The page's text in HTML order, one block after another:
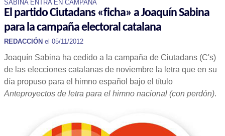
SABINA ENTRA EN CAMPAÑA
El partido Ciutadans «ficha» a Joaquín Sabina
para la campaña electoral catalana
REDACCIÓN el 05/11/2012
Joaquín Sabina ha cedido a la campaña de Ciutadans (C's)
de las elecciones catalanas de noviembre la letra que en su
día propuso para el himno español bajo el título
Anteproyectos de letra para el himno nacional (con perdón).